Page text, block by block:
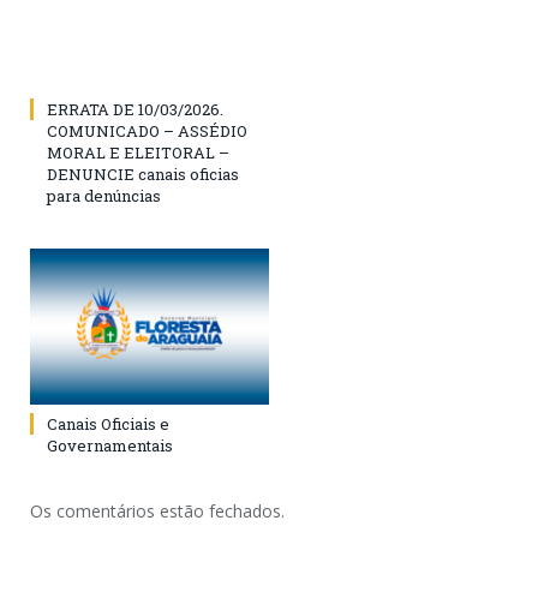
ERRATA DE 10/03/2026.
COMUNICADO – ASSÉDIO
MORAL E ELEITORAL –
DENUNCIE canais oficias
para denúncias
Canais Oficiais e
Governamentais
Os comentários estão fechados.